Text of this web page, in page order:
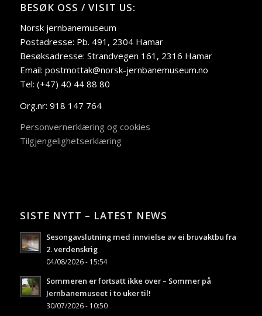
BESØK OSS / VISIT US:
Norsk jernbanemuseum
Postadresse: Pb. 491, 2304 Hamar
Besøksadresse: Strandvegen 161, 2316 Hamar
Email: postmottak@norsk-jernbanemuseum.no
Tel: (+47) 40 44 88 80
Org.nr: 918 147 764
Personvernerklæring og cookies
Tilgjengelighetserklæring
SISTE NYTT – LATEST NEWS
Sesongavslutning med innvielse av ei bruvaktbu fra
2. verdenskrig
04/08/2026 - 15:54
Sommeren er fortsatt ikke over – Sommer på
Jernbanemuseet i to uker til!
30/07/2026 - 10:50